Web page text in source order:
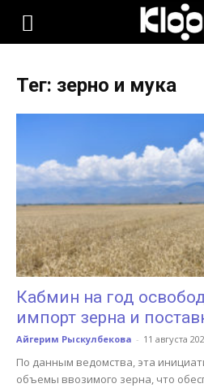
KLOOP.KG
Новости
Кыргызстана
Тег: зерно и мука
Кабмин на год
импорт зерна и
Айгерим Рыскулбекова - 11 августа
По данным ведомства, эта
объемы ввозимого зерна, что